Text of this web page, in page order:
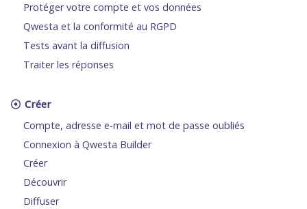
Protéger votre compte et vos données
Qwesta et la conformité au RGPD
Tests avant la diffusion
Traiter les réponses
Créer
Compte, adresse e-mail et mot de passe oubliés
Connexion à Qwesta Builder
Créer
Découvrir
Diffuser